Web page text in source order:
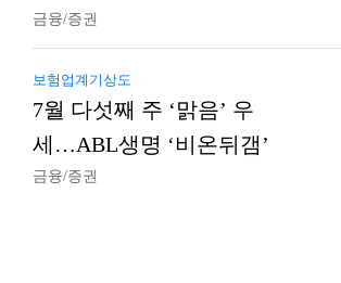
금융/증권
보험업계기상도
7월 다섯째 주 ‘맑음’ 우
세…ABL생명 ‘비온뒤갬’
금융/증권